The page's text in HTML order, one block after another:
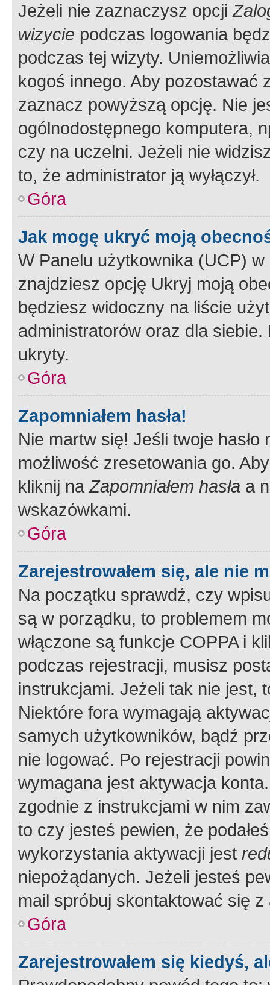
Jeżeli nie zaznaczysz opcji
wizycie podczas logowania
podczas tej wizyty.
kogoś innego. Aby pozostawać
zaznacz powyższą opcję. Nie
ogólnodostępnego komputera,
czy na uczelni. Jeżeli nie
to, że administrator ją wyłączył.
Góra
Jak mogę ukryć moją
W Panelu użytkownika (UCP) w
znajdziesz opcję Ukryj moją
będziesz widoczny na liście
administratorów oraz dla
ukryty.
Góra
Zapomniałem hasła!
Nie martw się! Jeśli twoje
możliwość zresetowania go.
kliknij naZapomniałem hasła a
wskazówkami.
Góra
Zarejestrowałem się, ale nie
Na początku sprawdź, czy
są w porządku, to problemem
włączone są funkcje COPPA i
podczas rejestracji, musisz
instrukcjami. Jeżeli tak nie jest,
Niektóre fora wymagają
samych użytkowników, bądź
nie logować. Po rejestracji
wymagana jest aktywacja
zgodnie z instrukcjami w nim
to czy jesteś pewien, że
wykorzystania aktywacji jest
niepożądanych. Jeżeli jesteś
mail spróbuj skontaktować się
Góra
Zarejestrowałem się kiedyś,